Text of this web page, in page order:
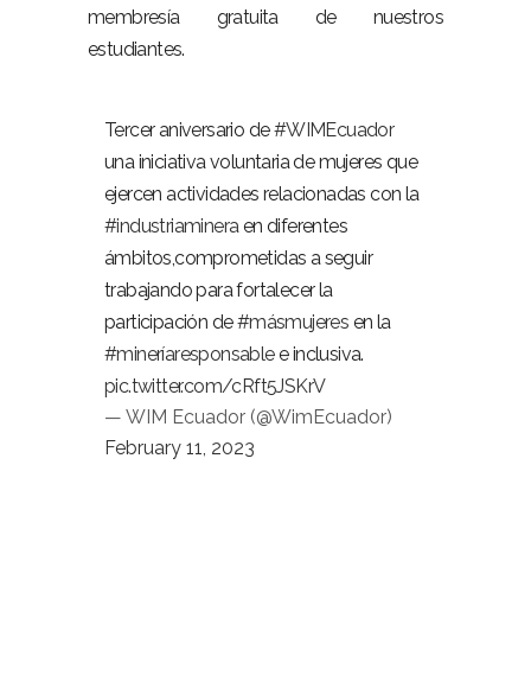
membresía gratuita de nuestros
estudiantes.
Tercer aniversario de#WIMEcuador
una iniciativa voluntaria de mujeres que
ejercen actividades relacionadas con la
#industriamineraen diferentes
ámbitos,comprometidas a seguir
trabajando para fortalecer la
participación de#másmujeres en la
#mineríaresponsablee inclusiva.
pic.twitter.com/cRft5JSKrV
— WIM Ecuador (@WimEcuador)
February 11, 2023